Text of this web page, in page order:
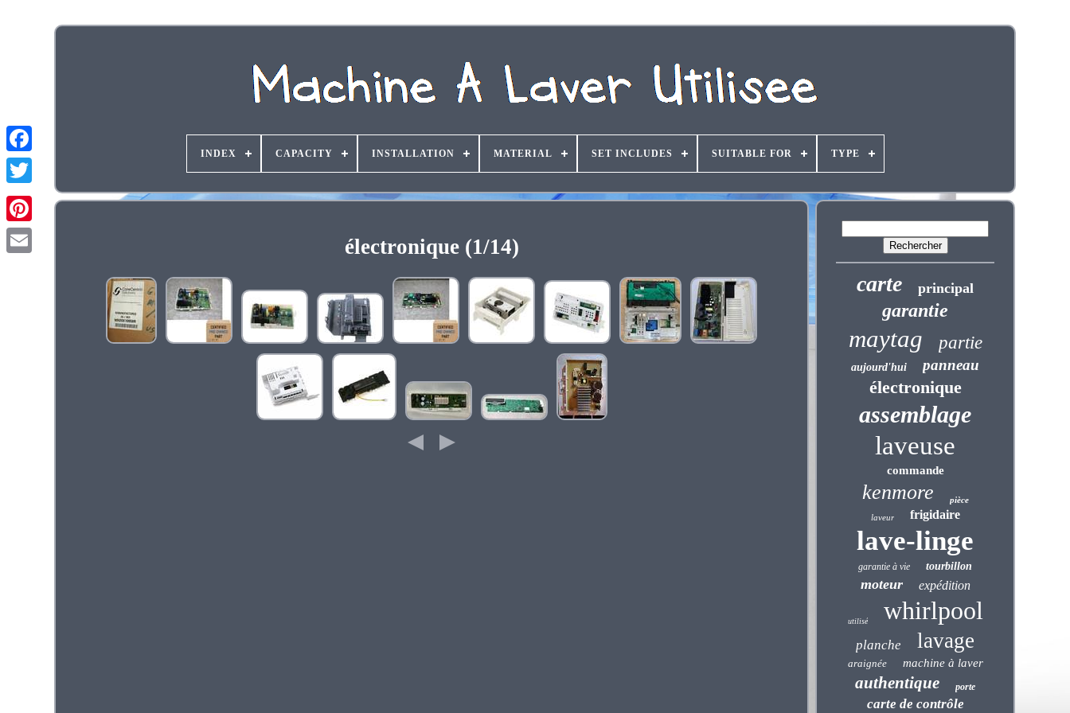
INDEX CAPACITY INSTALLATION MATERIAL SET INCLUDES SUITABLE FOR TYPE
électronique (1/14)
carte principal
garantie
maytag partie
aujourd'hui panneau
électronique
assemblage
laveuse
commande
kenmore
pièce
laveur
frigidaire
lave-linge
garantie à vie tourbillon
moteur expédition
utilisé whirlpool
planche lavage
araignée machine à laver
authentique porte
carte de contrôle